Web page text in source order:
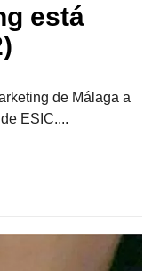
está
de Málaga a
ESIC....